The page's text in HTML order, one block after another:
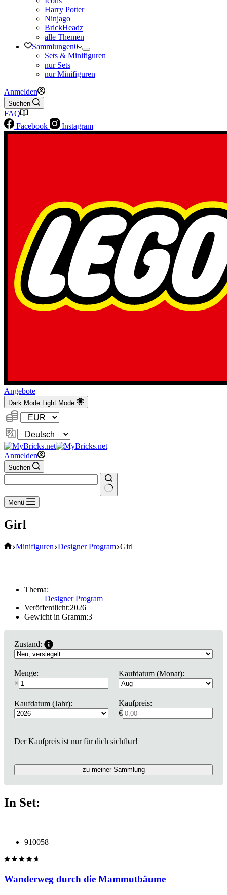
Harry Potter
Ninjago
BrickHeadz
alle Themen
Sammlungen0
Sets & Minifiguren
nur Sets
nur Minifiguren
Anmelden
Suchen
FAQ
Facebook
Instagram
Angebote
Dark Mode Light Mode
Währung:
Sprache
ändern
Anmelden
Suchen
Keine
Ergebnisse
Menü
Girl
Start
Minifiguren Designer Program Girl
Thema:
Designer Program
Veröffentlicht:2026
Gewicht in Gramm:3
Zustand:
Menge:
×
Kaufdatum (Monat):
Kaufdatum (Jahr):
Kaufpreis:
€
Der Kaufpreis ist nur für dich sichtbar!
zu meiner Sammlung
In Set:
910058
Wanderweg durch die Mammutbäume